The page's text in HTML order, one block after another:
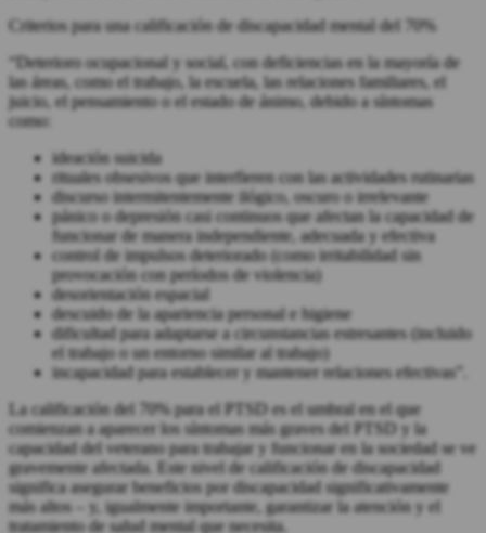
Criterios para una calificación de discapacidad mental del 70%
“Deterioro ocupacional y social, con deficiencias en la mayoría de
las áreas, como el trabajo, la escuela, las relaciones familiares, el
juicio, el pensamiento o el estado de ánimo, debido a síntomas
como:
ideación suicida
rituales obsesivos que interfieren con las actividades rutinarias
discurso intermitentemente ilógico, oscuro o irrelevante
pánico o depresión casi continuos que afectan la capacidad de
funcionar de manera independiente, adecuada y efectiva
control de impulsos deteriorado (como irritabilidad sin
provocación con períodos de violencia)
desorientación espacial
descuido de la apariencia personal e higiene
dificultad para adaptarse a circunstancias estresantes (incluido
el trabajo o un entorno similar al trabajo)
incapacidad para establecer y mantener relaciones efectivas”.
La calificación del 70% para el PTSD es el umbral en el que
comienzan a aparecer los síntomas más graves del PTSD y la
capacidad del veterano para trabajar y funcionar en la sociedad se ve
gravemente afectada. Este nivel de calificación de discapacidad
significa asegurar beneficios por discapacidad significativamente
más altos
y, igualmente importante, garantizar la atención y el
tratamiento de salud mental que necesita.